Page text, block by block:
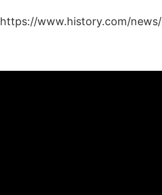
https://www.history.com/